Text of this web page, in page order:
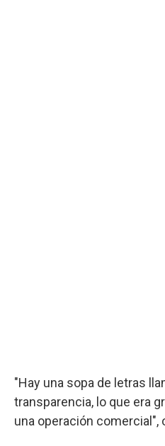
"Hay una sopa de letras
transparencia, lo que era
una operación comercial",